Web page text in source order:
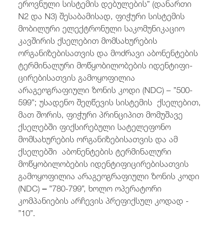
N2 და N3) შესაბამისად, ფიჭური სისტემის
მობი­ლური ელექტრონული საკომუნიკაციო
კავშირის ქსელებით მომსახურების
ორგანიზებისათვის და მოძრავი აბონენტების
ტერ­მინალური მოწყობი­ლო­ბე­ბის იდენტიფი­
ცირები­სა­თვის გამოყოფილია
არაგეოგრაფიული ზონის კოდი (NDC) – ”500-
599”; უსადენო შეღწევის სისტემის ქსელებით,
მათ შორის, ფი­ჭური პრინციპით მომუშავე
ქსელებში ფიქსირებული სატელეფონო
მომსახურების ორგანიზებისათვის და ამ
ქსელებში აბონენტების ტერ­მინალური
მოწყობი­ლო­ბების იდენტიფიცი­რები­სა­თვის
გამოყოფილია არაგეოგრაფიული ზონის კოდი
(NDC)–”780-799”, ხოლო ოპერატორი
კომპანიების არჩევის პრეფიქსულ კოდად -
”10”.